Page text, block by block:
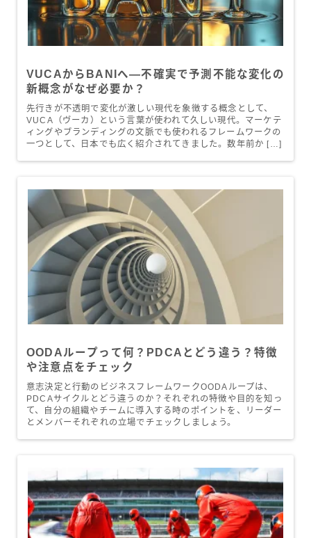
VUCAからBANIへ—不確実で予測不能な変化の
新概念がなぜ必要か？
先行きが不透明で変化が激しい現代を象徴する概念として、
VUCA（ヴーカ）という言葉が使われて久しい現代。マーケテ
ィングやブランディングの文脈でも使われるフレームワークの
一つとして、日本でも広く紹介されてきました。数年前か […]
OODAループって何？PDCAとどう違う？特徴
や注意点をチェック
意志決定と行動のビジネスフレームワークOODAループは、
PDCAサイクルとどう違うのか？それぞれの特徴や目的を知っ
て、自分の組織やチームに導入する時のポイントを、リーダー
とメンバーそれぞれの立場でチェックしましょう。